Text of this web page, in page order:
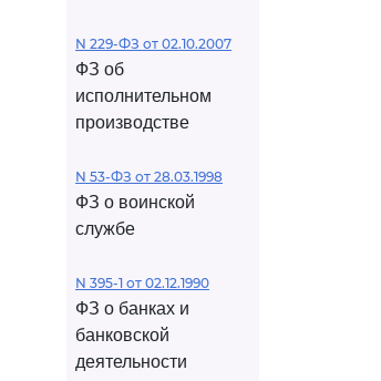
N 229-ФЗ от 02.10.2007
ФЗ об
исполнительном
производстве
N 53-ФЗ от 28.03.1998
ФЗ о воинской
службе
N 395-1 от 02.12.1990
ФЗ о банках и
банковской
деятельности